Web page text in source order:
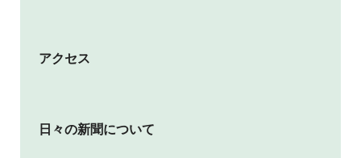
アクセス
日々の新聞について